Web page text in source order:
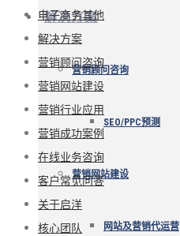
解决方案
营销顾问咨询
SEO/PPC预测
营销网站建设
网站及营销代运营
电子商务其他
解决方案
营销顾问咨询
营销网站建设
营销行业应用
营销成功案例
在线业务咨询
客户常见问答
关于启洋
核心团队